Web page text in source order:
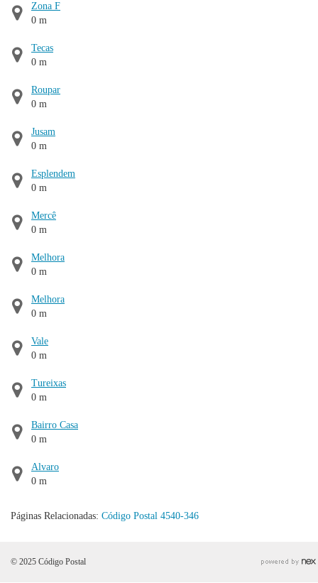
Zona F
0 m
Tecas
0 m
Roupar
0 m
Jusam
0 m
Esplendem
0 m
Mercê
0 m
Melhora
0 m
Melhora
0 m
Vale
0 m
Tureixas
0 m
Bairro Casa
0 m
Alvaro
0 m
Páginas Relacionadas: Código Postal 4540-346
© 2025 Código Postal